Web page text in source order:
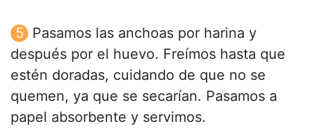
Pasamos las anchoas por harina y
después por el huevo. Freímos hasta que
estén doradas, cuidando de que no se
quemen, ya que se secarían. Pasamos a
papel absorbente y servimos.